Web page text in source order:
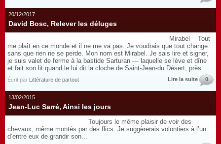
20/12/2017
David Bosc, Relever les déluges
Mirabel Tout
me plaît en ce monde et il ne me va pas. Je voudrais que tout change
sans que rien ne se perde. Mon nom est Mirabel. Je sais lire et signer,
je suis valet de ferme à la bastide Sarturan — laquelle se lève et dîne
et fait son lit quand le lui dit la cloche de Saint-Jean-du Désert, près...
Écrit par Littérature de partout Lire la suite 0
13/02/2015
Jean-Luc Sarré, Ainsi les jours
Toujours le même plaisir de voir des
chevaux, même montés par des flics. Je suggèrerais volontiers à l’un
d’entre eux de grandir son...